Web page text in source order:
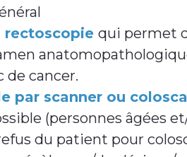
rectoscopie qui permet
cancer.
par scanner ou
(personnes âgées
du patient pour